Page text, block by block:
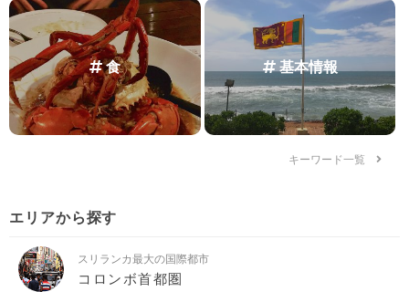
食 基本情報
キーワード一覧
エリアから探す
スリランカ最大の国際都市
コロンボ首都圏